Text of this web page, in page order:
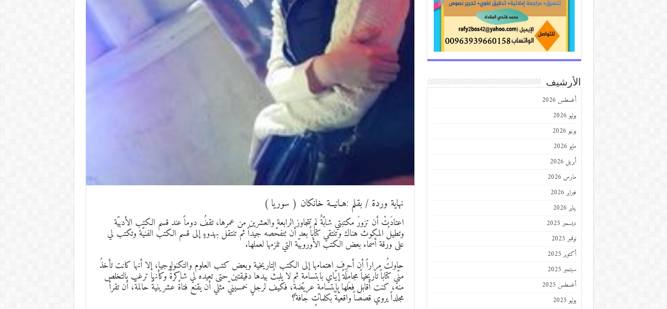
نهاية وردة / بقلم :هـانيــة خانكان ( سوريا )
اعتادَتْ أن تزورَ مكتبتي شابّةٌ لم تتجاوز الرابعة والعشرين من عمرها، تقفُ دوماً عند قسم الكتب الأدبيّة
وتطيلُ المكوث هناك وتنتقي كتاباً بعد أن تتفحّصه جيداً ثم تنتقل بهدوءٍ إلى قسم الكتب الفنيّة وتكتب لي
على ورقة أسماء بعض الكتب الأوروبيّة التي تلزمها لعملها.
حاولتُ مراراً أن أحرِف اهتمامها إلى الكتب التاريخية وبعض كتب العلوم والتكنولوجيا، إلا أنها كانت تأخذُ
منّي كتاباً تاريخياً مجامِلةً إيّاي بابتسامةٍ ثم لا يلبثُ بيدها دقيقتين حتى تعيده لي شاكرةً وكأنها ترغب بالتخلص
منه، كنت أقابل فعلها بابتسامةٍ عريضةٍ، فكيف لرجلٍ خمسينيّ مثلي أن يقنع فتاةً عشرينيةً حالمةً، أن تقرأ
مجلداً يروي قصصاً واقعيّةً بكلماتٍ جافة؟
الأرشيف
أغسطس 2026
يوليو 2026
يونيو 2026
مايو 2026
أبريل 2026
مارس 2026
فبراير 2026
يناير 2026
ديسمبر 2025
نوفمبر 2025
أكتوبر 2025
سبتمبر 2025
أغسطس 2025
يوليو 2025